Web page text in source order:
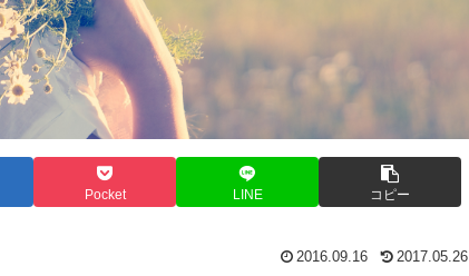
Pocket LINE コピー
2016.09.16 2017.05.26